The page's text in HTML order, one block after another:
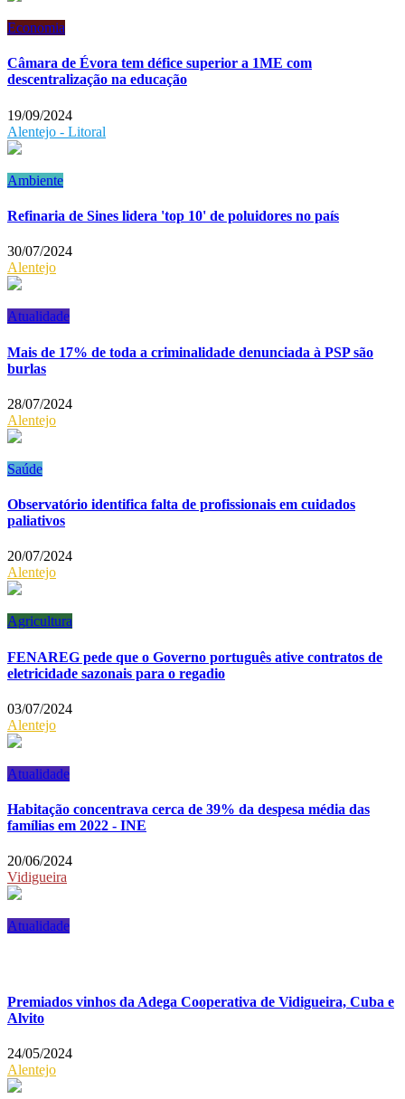
Economia
Câmara de Évora tem défice superior a 1ME com
descentralização na educação
19/09/2024
Alentejo - Litoral
Ambiente
Refinaria de Sines lidera 'top 10' de poluidores no país
30/07/2024
Alentejo
Atualidade
Mais de 17% de toda a criminalidade denunciada à PSP são
burlas
28/07/2024
Alentejo
Saúde
Observatório identifica falta de profissionais em cuidados
paliativos
20/07/2024
Alentejo
Agricultura
FENAREG pede que o Governo português ative contratos de
eletricidade sazonais para o regadio
03/07/2024
Alentejo
Atualidade
Habitação concentrava cerca de 39% da despesa média das
famílias em 2022 - INE
20/06/2024
Vidigueira
Atualidade
Premiados vinhos da Adega Cooperativa de Vidigueira, Cuba e
Alvito
24/05/2024
Alentejo